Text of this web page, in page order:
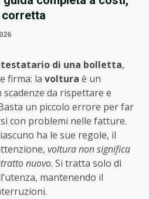
corretta
di una bolletta,
firma: la voltura è un
da rispettare e
un piccolo errore per far
con problemi nelle fatture.
ha le sue regole, il
voltura non significa
nuovo. Si tratta solo di
mantenendo il